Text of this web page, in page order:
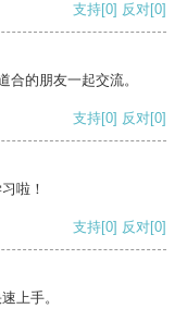
支持[0] 反对[0]
合的朋友一起交流。
支持[0] 反对[0]
啦！
支持[0] 反对[0]
上手。